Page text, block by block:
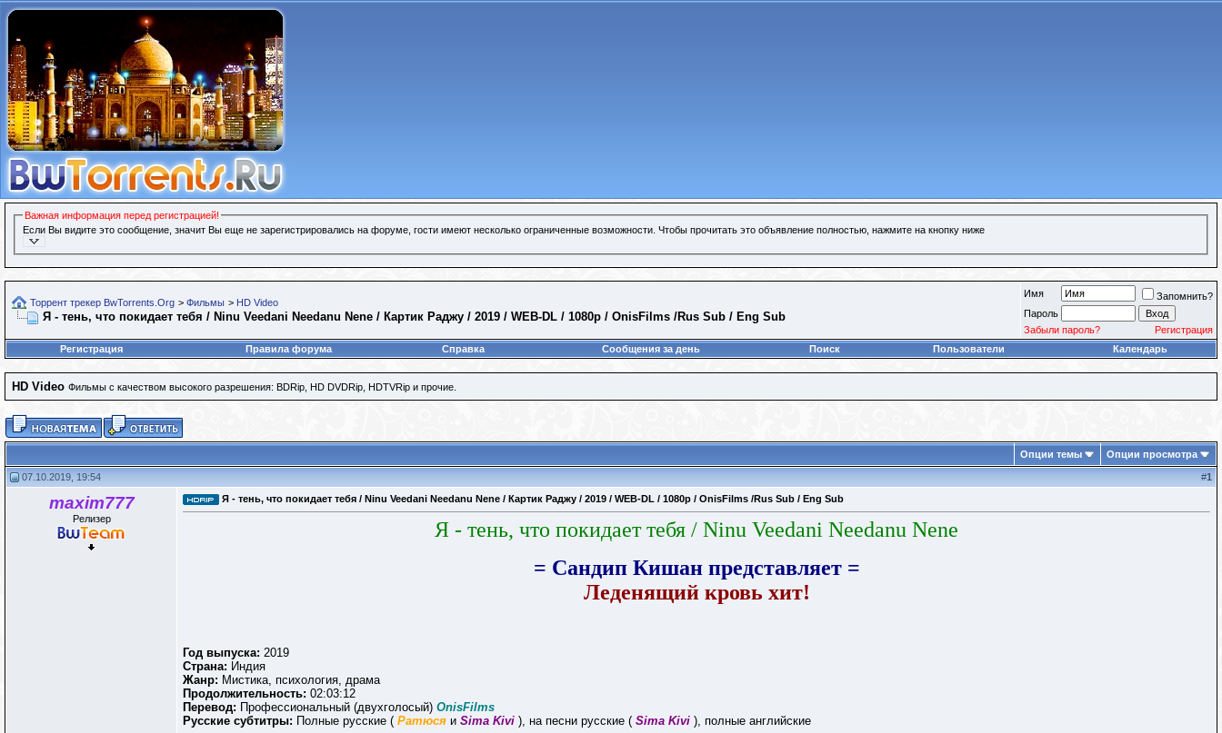
Важная информация перед регистрацией!
Если Вы видите это сообщение, значит Вы еще не зарегистрировались на форуме, гости имеют несколько ограниченные возможности. Чтобы прочитать это объявление полностью, нажмите на кнопку ниже
Торрент трекер BwTorrents.Org > Фильмы > HD Video
Я - тень, что покидает тебя / Ninu Veedani Needanu Nene / Картик Раджу / 2019 / WEB-DL / 1080p / OnisFilms /Rus Sub / Eng Sub
Имя
Запомнить?
Пароль
Забыли пароль?
Регистрация
Регистрация
Правила форума Справка Сообщения за день Поиск Пользователи Календарь
HD Video Фильмы с качеством высокого разрешения: BDRip, HD DVDRip, HDTVRip и прочие.
Опции темы Опции просмотра
07.10.2019, 19:54 #1
maxim777
Релизер
Я - тень, что покидает тебя / Ninu Veedani Needanu Nene / Картик Раджу / 2019 / WEB-DL / 1080p / OnisFilms /Rus Sub / Eng Sub
Я - тень, что покидает тебя / Ninu Veedani Needanu Nene
= Сандип Кишан представляет =
Леденящий кровь хит!
Год выпуска: 2019
Страна: Индия
Жанр: Мистика, психология, драма
Продолжительность: 02:03:12
Перевод: Профессиональный (двухголосый) OnisFilms
Русские субтитры: Полные русские ( Ратюся и Sima Kivi ), на песни русские ( Sima Kivi ), полные английские